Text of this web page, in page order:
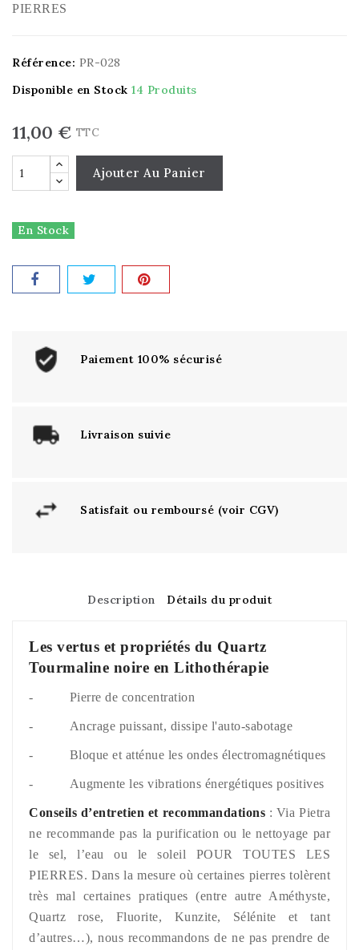
PIERRES
Référence: PR-028
Disponible en Stock 14 Produits
11,00 € TTC
Ajouter Au Panier
En Stock
Paiement 100% sécurisé
Livraison suivie
Satisfait ou remboursé (voir CGV)
Description Détails du produit
Les vertus et propriétés du Quartz
Tourmaline noire en Lithothérapie
- Pierre de concentration
- Ancrage puissant, dissipe l'auto-sabotage
- Bloque et atténue les ondes électromagnétiques
- Augmente les vibrations énergétiques positives
Conseils d’entretien et recommandations : Via Pietra
ne recommande pas la purification ou le nettoyage par
le sel, l’eau ou le soleil POUR TOUTES LES
PIERRES. Dans la mesure où certaines pierres tolèrent
très mal certaines pratiques (entre autre Améthyste,
Quartz rose, Fluorite, Kunzite, Sélénite et tant
d’autres…), nous recommandons de ne pas prendre de